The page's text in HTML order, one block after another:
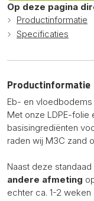
Op deze pagina
Productinformatie
Specificaties
Productinformatie
Eb- en
Met onze LDPE-folie
basisingrediënten
raden wij M3C zand
Naast deze
andere afmeting
echter ca. 1-2 weken